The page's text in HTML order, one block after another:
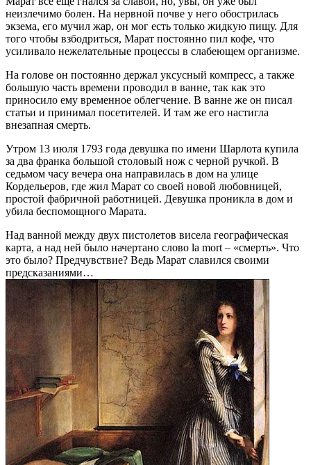
неизлечимо болен. На нервной почве у него обострилась
экзема, его мучил жар, он мог есть только жидкую пищу. Для
того чтобы взбодриться, Марат постоянно пил кофе, что
усиливало нежелательные процессы в слабеющем организме.
На голове он постоянно держал уксусный компресс, а также
большую часть времени проводил в ванне, так как это
приносило ему временное облегчение. В ванне же он писал
статьи и принимал посетителей. И там же его настигла
внезапная смерть.
Утром 13 июля 1793 года девушка по имени Шарлота купила
за два франка большой столовый нож с черной ручкой. В
седьмом часу вечера она направилась в дом на улице
Кордельеров, где жил Марат со своей новой любовницей,
простой фабричной работницей. Девушка проникла в дом и
убила беспомощного Марата.
Над ванной между двух пистолетов висела географическая
карта, а над ней было начертано слово la mort – «смерть». Что
это было? Предчувствие? Ведь Марат славился своими
предсказаниями…